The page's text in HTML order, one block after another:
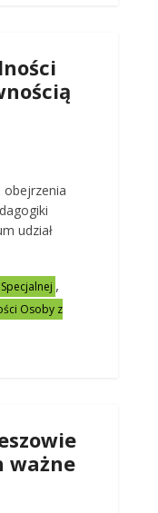
obejrzenia
udział
,
Osoby z
ważne